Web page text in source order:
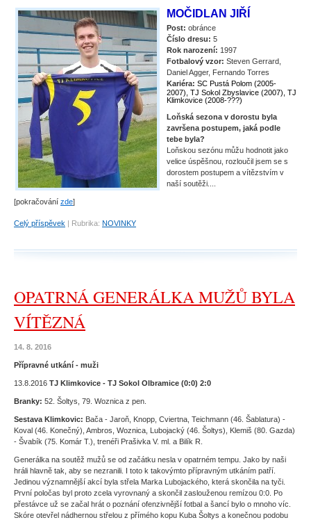
MOČIDLAN JIŘÍ
Post: obránce
Číslo dresu: 5
Rok narození: 1997
Fotbalový vzor: Steven Gerrard,
Daniel Agger, Fernando Torres
Kariéra: SC Pustá Polom (2005-
2007), TJ Sokol Zbyslavice (2007), TJ
Klimkovice (2008-???)
Loňská sezona v dorostu byla
završena postupem, jaká podle
tebe byla?
Loňskou sezónu můžu hodnotit jako
velice úspěšnou, rozloučil jsem se s
dorostem postupem a vítězstvím v
naší soutěži....
[pokračování zde]
Celý příspěvek | Rubrika: NOVINKY
OPATRNÁ GENERÁLKA MUŽŮ BYLA
VÍTĚZNÁ
14. 8. 2016
Přípravné utkání - muži
13.8.2016 TJ Klimkovice - TJ Sokol Olbramice (0:0) 2:0
Branky: 52. Šoltys, 79. Woznica z pen.
Sestava Klimkovic: Bača - Jaroň, Knopp, Cviertna, Teichmann (46. Šablatura) -
Koval (46. Konečný), Ambros, Woznica, Lubojacký (46. Šoltys), Klemiš (80. Gazda)
- Švabík (75. Komár T.), trenéři Prašivka V. ml. a Bilík R.
Generálka na soutěž mužů se od začátku nesla v opatrném tempu. Jako by naši
hráli hlavně tak, aby se nezranili. I toto k takovýmto přípravným utkáním patří.
Jedinou významnější akcí byla střela Marka Lubojackého, která skončila na tyči.
První poločas byl proto zcela vyrovnaný a skončil zaslouženou remízou 0:0. Po
přestávce už se začal hrát o poznání ofenzivnější fotbal a šancí bylo o mnoho víc.
Skóre otevřel nádhernou střelou z přímého kopu Kuba Šoltys a konečnou podobu